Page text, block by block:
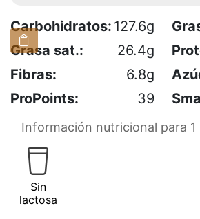
Carbohidratos: 127.6g
Grasa sat.:
26.4g
Fibras:
6.8g
ProPoints:
39
Información nutricional para
Sin
lactosa